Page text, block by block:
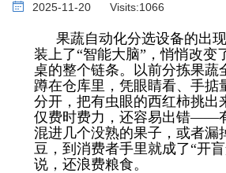
2025-11-20 Visits:1066
果蔬自动化分选设备的出
装上了“智能大脑”，悄悄改变
桌的整个链条。以前分拣果蔬
蹲在仓库里，凭眼睛看、手掂
分开，把有虫眼的西红柿挑出
仅费时费力，还容易出错——
混进几个没熟的果子，或者漏
豆，到消费者手里就成了“开
说，还浪费粮食。